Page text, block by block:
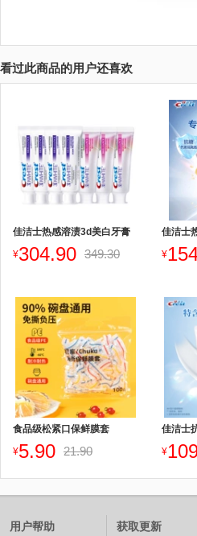
看过此商品的用户还喜欢
佳洁士热感溶渍3d美白牙膏
¥304.90 349.30
佳洁士
¥
食品级松紧口保鲜膜套
¥5.90 21.90
佳洁士
¥
用户帮助 获取更新